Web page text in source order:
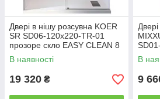
Двері в нішу розсувна KOER
SR SD06-120x220-TR-01
прозоре скло EASY CLEAN 8
мм хром (KR5367)
В наявності
19 320 ₴
В
9